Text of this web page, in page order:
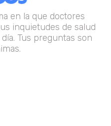
en la que doctores
inquietudes de salud
Tus preguntas son